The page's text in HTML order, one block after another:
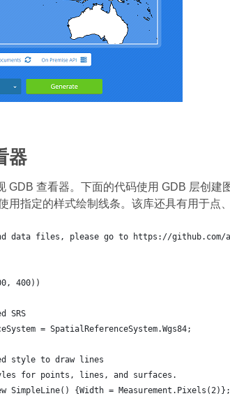
器
GDB 查看器。下面的代码使用 GDB 层创
用指定的样式绘制线条。该库还具有用于点
data files, please go to https://github.com/
400))
SRS
= SpatialReferenceSystem.Wgs84;
style to draw lines
for points, lines, and surfaces.
SimpleLine() {Width = Measurement.Pixels(2)};